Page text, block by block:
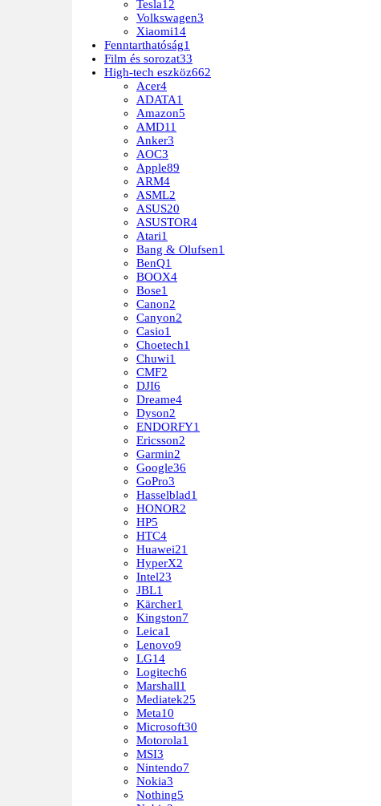
Tesla12
Volkswagen3
Xiaomi14
Fenntarthatóság1
Film és sorozat33
High-tech eszköz662
Acer4
ADATA1
Amazon5
AMD11
Anker3
AOC3
Apple89
ARM4
ASML2
ASUS20
ASUSTOR4
Atari1
Bang & Olufsen1
BenQ1
BOOX4
Bose1
Canon2
Canyon2
Casio1
Choetech1
Chuwi1
CMF2
DJI6
Dreame4
Dyson2
ENDORFY1
Ericsson2
Garmin2
Google36
GoPro3
Hasselblad1
HONOR2
HP5
HTC4
Huawei21
HyperX2
Intel23
JBL1
Kärcher1
Kingston7
Leica1
Lenovo9
LG14
Logitech6
Marshall1
Mediatek25
Meta10
Microsoft30
Motorola1
MSI3
Nintendo7
Nokia3
Nothing5